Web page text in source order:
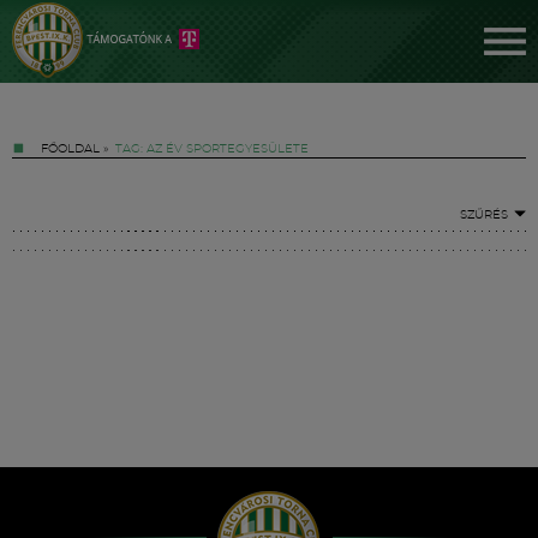
FŐOLDAL » TAG: AZ ÉV SPORTEGYESÜLETE
SZŰRÉS
Hírek